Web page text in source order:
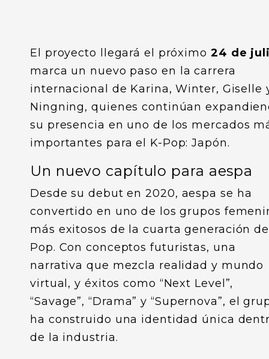
El proyecto llegará el próximo 24 de
marca un nuevo paso en la carrera
internacional de Karina, Winter, Giselle
Ningning, quienes continúan
su presencia en uno de los mercados
importantes para el K-Pop: Japón.
Un nuevo capítulo para aespa
Desde su debut en 2020, aespa se ha
convertido en uno de los grupos
más exitosos de la cuarta generación
Pop. Con conceptos futuristas, una
narrativa que mezcla realidad y mundo
virtual, y éxitos como “Next Level”,
“Savage”, “Drama” y “Supernova”, el
ha construido una identidad única
de la industria.